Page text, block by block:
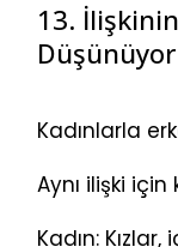
13.
Düşünüyor
Kadınlarla
Aynı ilişki
Kadın: